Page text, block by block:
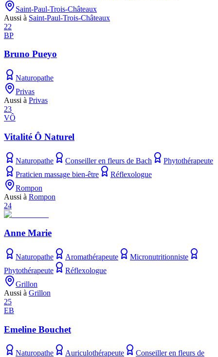
Saint-Paul-Trois-Châteaux
Aussi à Saint-Paul-Trois-Châteaux
22
BP
Bruno Pueyo
Naturopathe
Privas
Aussi à Privas
23
VÔ
Vitalité Ô Naturel
Naturopathe Conseiller en fleurs de Bach
Phytothérapeute
Praticien massage bien-être
Réflexologue
Rompon
Aussi à Rompon
24
Anne Marie
Naturopathe Aromathérapeute
Micronutritionniste
Phytothérapeute
Réflexologue
Grillon
Aussi à Grillon
25
EB
Emeline Bouchet
Naturopathe Auriculothérapeute
Conseiller en fleurs de